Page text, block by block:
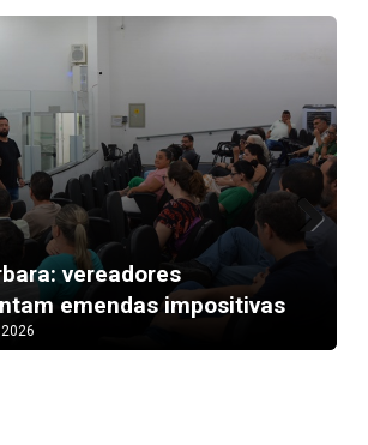
Faustão surpreende
João na edição que